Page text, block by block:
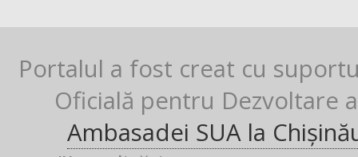
Portalul a fost creat cu
Oficială pentru Dezvoltare
Ambasadei SUA la